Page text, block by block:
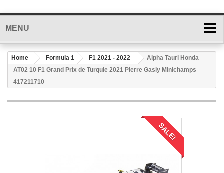
MENU
Home Formula 1 F1 2021 - 2022
Alpha Tauri Honda
AT02 10 F1 Grand Prix de Turquie 2021 Pierre Gasly Minichamps
417211710
SALE!